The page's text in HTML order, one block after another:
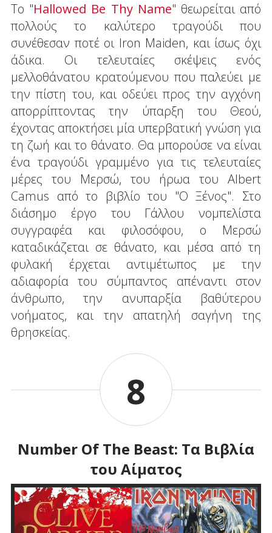
Το "Hallowed Be Thy Name" θεωρείται από
πολλούς το καλύτερο τραγούδι που
συνέθεσαν ποτέ οι Iron Maiden, και ίσως όχι
άδικα. Οι τελευταίες σκέψεις ενός
μελλοθάνατου κρατούμενου που παλεύει με
την πίστη του, και οδεύει προς την αγχόνη
απορρίπτοντας την ύπαρξη του Θεού,
έχοντας αποκτήσει μία υπερβατική γνώση για
τη ζωή και το θάνατο. Θα μπορούσε να είναι
ένα τραγούδι γραμμένο για τις τελευταίες
μέρες του Μερσώ, του ήρωα του Albert
Camus από το βιβλίο του "O Ξένος". Στο
διάσημο έργο του Γάλλου νομπελίστα
συγγραφέα και φιλοσόφου, ο Μερσώ
καταδικάζεται σε θάνατο, και μέσα από τη
φυλακή έρχεται αντιμέτωπος με την
αδιαφορία του σύμπαντος απέναντι στον
άνθρωπο, την ανυπαρξία βαθύτερου
νοήματος, και την απατηλή σαγήνη της
θρησκείας.
8
Number Of The Beast: Τα Βιβλία
του Αίματος